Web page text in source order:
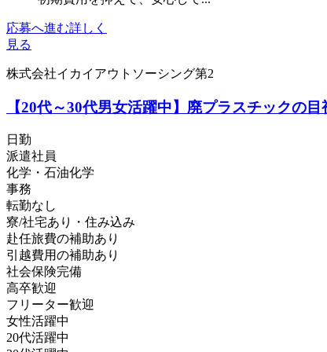
応募へ進む詳しく
見る
株式会社イカイアウトソーシング第2
【20代～30代男女活躍中】廃プラスチックの
日勤
派遣社員
化学・石油化学
事務
転勤なし
寮/社宅あり・住み込み
赴任旅費の補助あり
引越費用の補助あり
社会保険完備
高卒歓迎
フリーター歓迎
女性活躍中
20代活躍中